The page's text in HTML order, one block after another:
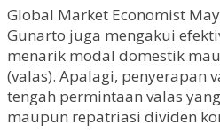
Global Market Economist
Gunarto juga mengakui
menarik modal domestik
(valas). Apalagi, penyerapan
tengah permintaan valas
maupun repatriasi dividen